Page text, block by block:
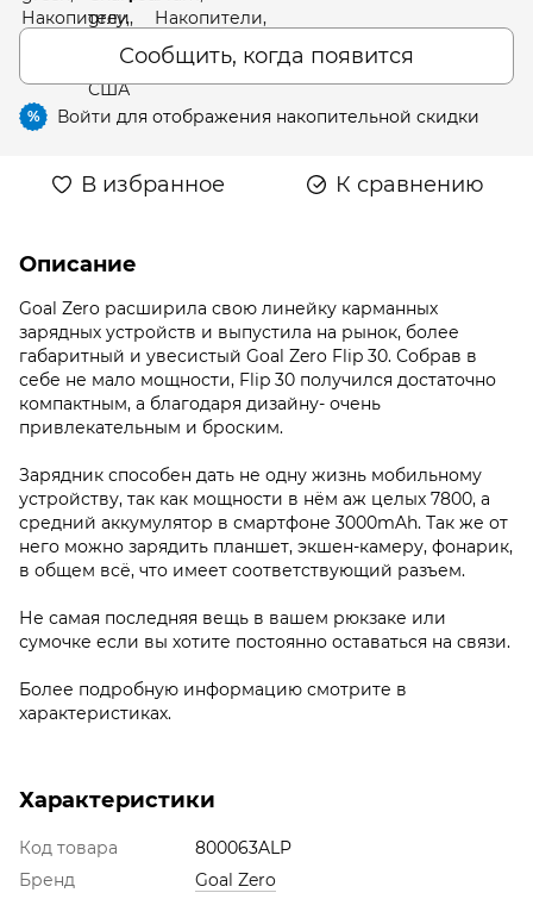
Сообщить, когда появится
% Войти для отображения накопительной скидки
В избранное К сравнению
Описание
Goal Zero расширила свою линейку карманных
зарядных устройств и выпустила на рынок, более
габаритный и увесистый Goal Zero Flip 30. Собрав в
себе не мало мощности, Flip 30 получился достаточно
компактным, а благодаря дизайну- очень
привлекательным и броским.
Зарядник способен дать не одну жизнь мобильному
устройству, так как мощности в нём аж целых 7800, а
средний аккумулятор в смартфоне 3000mAh. Так же от
него можно зарядить планшет, экшен-камеру, фонарик,
в общем всё, что имеет соответствующий разъем.
Не самая последняя вещь в вашем рюкзаке или
сумочке если вы хотите постоянно оставаться на связи.
Более подробную информацию смотрите в
характеристиках.
Характеристики
Код товара
800063ALP
Бренд
Goal Zero